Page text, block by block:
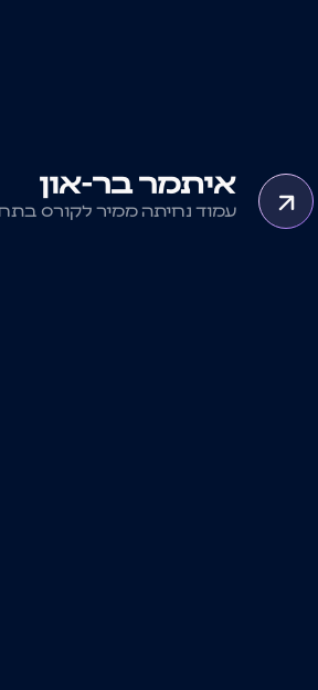
איתמר בר-און
עמוד נחיתה ממיר לקורס